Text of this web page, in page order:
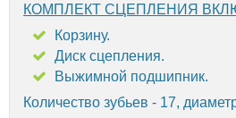
КОМПЛЕКТ СЦЕПЛЕНИЯ
Корзину.
Диск сцепления.
Выжимной подшипник.
Количество зубьев - 17,